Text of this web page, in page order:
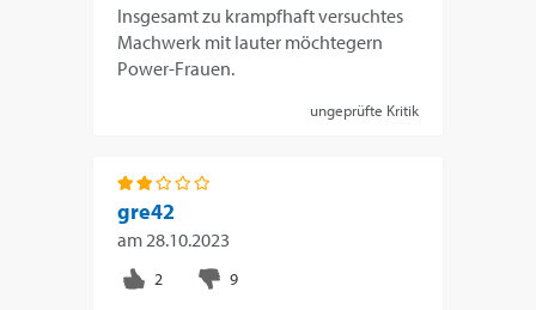
Insgesamt zu krampfhaft versuchtes
Machwerk mit lauter möchtegern
Power-Frauen.
ungeprüfte Kritik
gre42
am28.10.2023